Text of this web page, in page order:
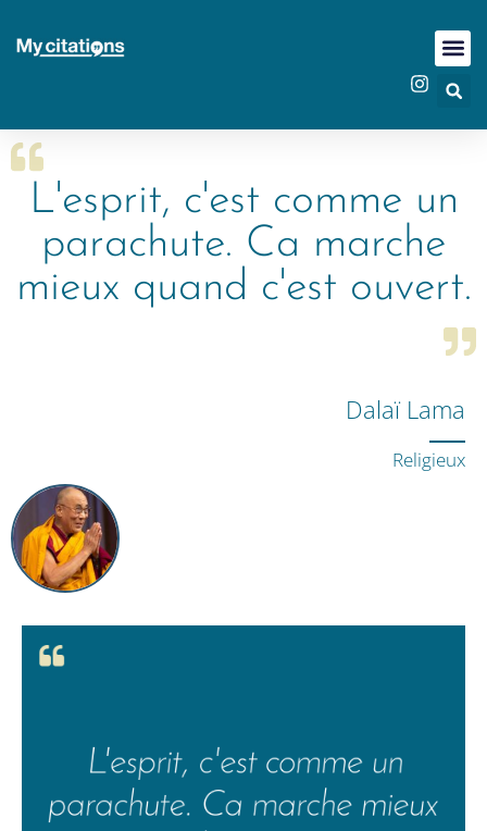
L'esprit, c'est comme un
parachute. Ca marche
mieux quand c'est ouvert.
Dalaï Lama
Religieux